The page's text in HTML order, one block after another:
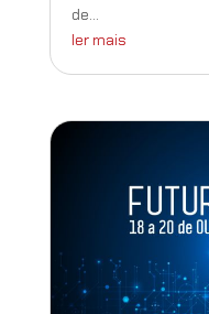
de...
ler mais